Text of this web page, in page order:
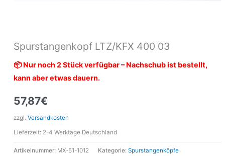
Spurstangenkopf LTZ/KFX 400 03
📦 Nur noch 2 Stück verfügbar – Nachschub ist bestellt,
kann aber etwas dauern.
57,87€
zzgl. Versandkosten
Lieferzeit: 2-4 Werktage Deutschland
Artikelnummer: MX-51-1012 Kategorie: Spurstangenköpfe